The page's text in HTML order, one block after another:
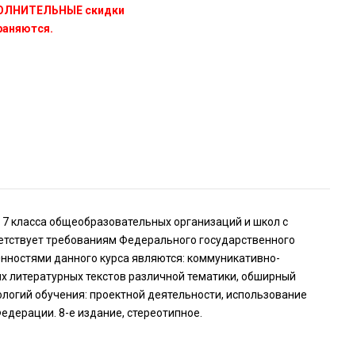
скидки
класса общеобразовательных организаций и школ с
требованиям Федерального государственного
данного курса являются: коммуникативно-
литературных текстов различной тематики, обширный
обучения: проектной деятельности, использование
8-е издание, стереотипное.